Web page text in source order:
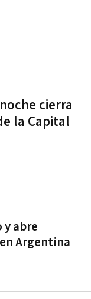
cierra
la Capital
y abre
Argentina